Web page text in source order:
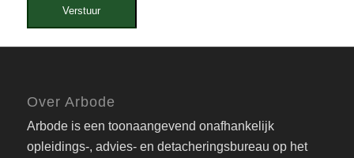
Verstuur
Over Arbode
Arbode is een toonaangevend onafhankelijk
opleidings-, advies- en detacheringsbureau op het